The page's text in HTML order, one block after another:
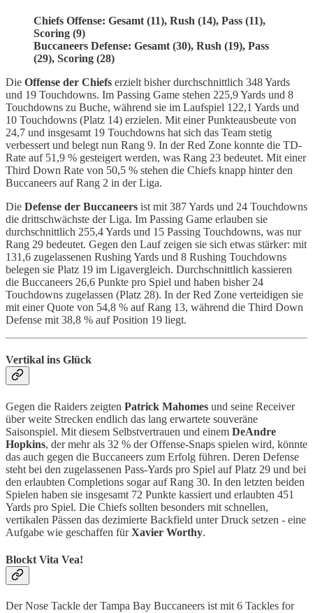
Chiefs Offense: Gesamt (11), Rush (14), Pass (11),
Scoring (9)
Buccaneers Defense: Gesamt (30), Rush (19), Pass
(29), Scoring (28)
Die Offense der Chiefs erzielt bisher durchschnittlich 348 Yards
und 19 Touchdowns. Im Passing Game stehen 225,9 Yards und 8
Touchdowns zu Buche, während sie im Laufspiel 122,1 Yards und
10 Touchdowns (Platz 14) erzielen. Mit einer Punkteausbeute von
24,7 und insgesamt 19 Touchdowns hat sich das Team stetig
verbessert und belegt nun Rang 9. In der Red Zone konnte die TD-
Rate auf 51,9 % gesteigert werden, was Rang 23 bedeutet. Mit einer
Third Down Rate von 50,5 % stehen die Chiefs knapp hinter den
Buccaneers auf Rang 2 in der Liga.
Die Defense der Buccaneers ist mit 387 Yards und 24 Touchdowns
die drittschwächste der Liga. Im Passing Game erlauben sie
durchschnittlich 255,4 Yards und 15 Passing Touchdowns, was nur
Rang 29 bedeutet. Gegen den Lauf zeigen sie sich etwas stärker: mit
131,6 zugelassenen Rushing Yards und 8 Rushing Touchdowns
belegen sie Platz 19 im Ligavergleich. Durchschnittlich kassieren
die Buccaneers 26,6 Punkte pro Spiel und haben bisher 24
Touchdowns zugelassen (Platz 28). In der Red Zone verteidigen sie
mit einer Quote von 54,8 % auf Rang 13, während die Third Down
Defense mit 38,8 % auf Position 19 liegt.
Vertikal ins Glück
Gegen die Raiders zeigten Patrick Mahomes und seine Receiver
über weite Strecken endlich das lang erwartete souveräne
Saisonspiel. Mit diesem Selbstvertrauen und einem DeAndre
Hopkins, der mehr als 32 % der Offense-Snaps spielen wird, könnte
das auch gegen die Buccaneers zum Erfolg führen. Deren Defense
steht bei den zugelassenen Pass-Yards pro Spiel auf Platz 29 und bei
den erlaubten Completions sogar auf Rang 30. In den letzten beiden
Spielen haben sie insgesamt 72 Punkte kassiert und erlaubten 451
Yards pro Spiel. Die Chiefs sollten besonders mit schnellen,
vertikalen Pässen das dezimierte Backfield unter Druck setzen - eine
Aufgabe wie geschaffen fürXavier Worthy.
Blockt Vita Vea!
Der Nose Tackle der Tampa Bay Buccaneers ist mit 6 Tackles for